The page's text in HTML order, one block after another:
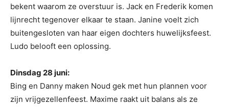
bekent waarom ze overstuur is. Jack en Frederik komen
lijnrecht tegenover elkaar te staan. Janine voelt zich
buitengesloten van haar eigen dochters huwelijksfeest.
Ludo belooft een oplossing.
Dinsdag 28 juni:
Bing en Danny maken Noud gek met hun plannen voor
zijn vrijgezellenfeest. Maxime raakt uit balans als ze